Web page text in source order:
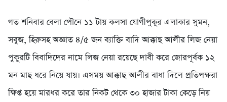
গত শনিবার বেলা পৌনে ১১ টায় কলসা যোগীপুকুর এলাকার সুমন,
সবুজ, হিরুসহ অজ্ঞাত ৪/৫ জন ব্যাক্তি বাদি আক্কাছ আলীর লিজ নেয়া
পুকুরটি বিবাদিদের নামে লিজ নেয়া রয়েছে দাবী করে জোরপূর্বক ১২
মন মাছ ধরে নিয়ে যায়। এসময় আক্কাছ আলীর বাধা দিলে প্রতিপক্ষরা
ক্ষিপ্ত হয়ে মারধর করে তার নিকট থেকে ৩০ হাজার টাকা কেড়ে নিয়